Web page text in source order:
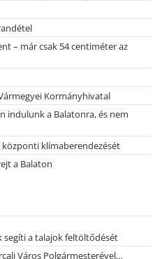
– már csak 54 centiméter az
Kormányhivatal
indulunk a Balatonra, és nem
klímaberendezését
a Balaton
segíti a talajok feltöltődését
Város Polgármesterével…